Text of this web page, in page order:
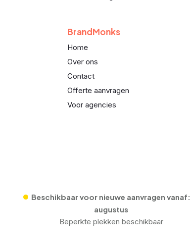
BrandMonks
Home
Over ons
Contact
Offerte aanvragen
Voor agencies
• Beschikbaar voor nieuwe aanvragen vanaf:
augustus
Beperkte plekken beschikbaar